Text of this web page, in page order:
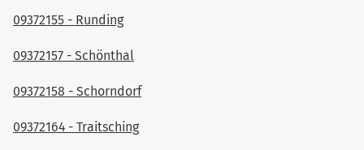
09372155 - Runding
09372157 - Schönthal
09372158 - Schorndorf
09372164 - Traitsching